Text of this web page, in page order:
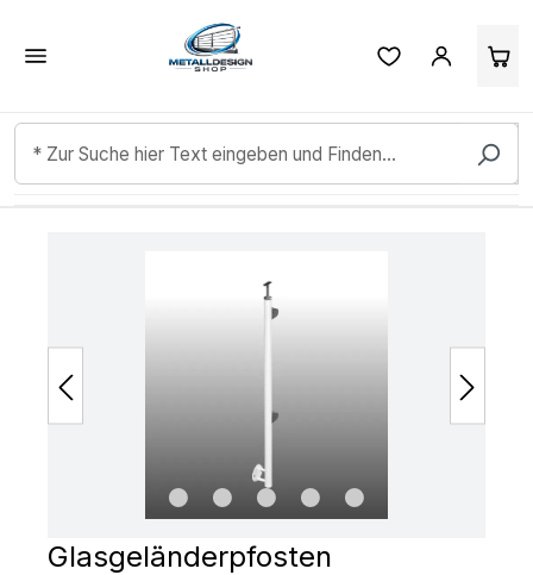
Zum Hauptinhalt springen
Glasgeländerpfosten